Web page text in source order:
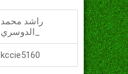
راشد محمد
kccie5160